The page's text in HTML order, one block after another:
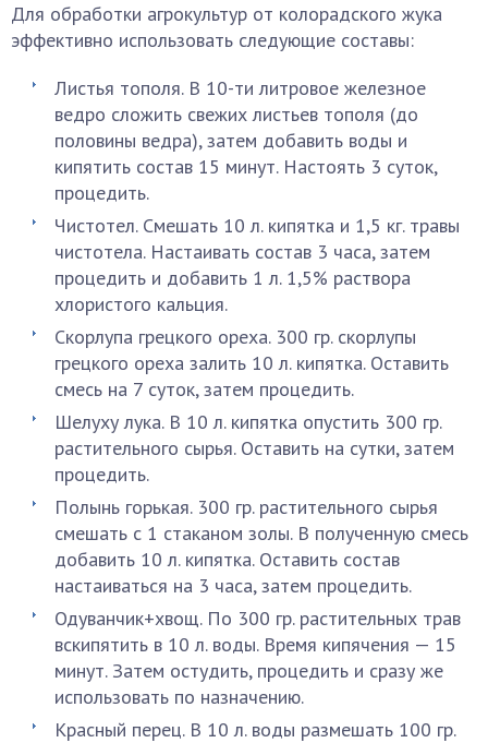
Для обработки агрокультур от колорадского жука
эффективно использовать следующие составы:
Листья тополя. В 10-ти литровое железное
ведро сложить свежих листьев тополя (до
половины ведра), затем добавить воды и
кипятить состав 15 минут. Настоять 3 суток,
процедить.
Чистотел. Смешать 10 л. кипятка и 1,5 кг. травы
чистотела. Настаивать состав 3 часа, затем
процедить и добавить 1 л. 1,5% раствора
хлористого кальция.
Скорлупа грецкого ореха. 300 гр. скорлупы
грецкого ореха залить 10 л. кипятка. Оставить
смесь на 7 суток, затем процедить.
Шелуху лука. В 10 л. кипятка опустить 300 гр.
растительного сырья. Оставить на сутки, затем
процедить.
Полынь горькая. 300 гр. растительного сырья
смешать с 1 стаканом золы. В полученную смесь
добавить 10 л. кипятка. Оставить состав
настаиваться на 3 часа, затем процедить.
Одуванчик+хвощ. По 300 гр. растительных трав
вскипятить в 10 л. воды. Время кипячения — 15
минут. Затем остудить, процедить и сразу же
использовать по назначению.
Красный перец. В 10 л. воды размешать 100 гр.